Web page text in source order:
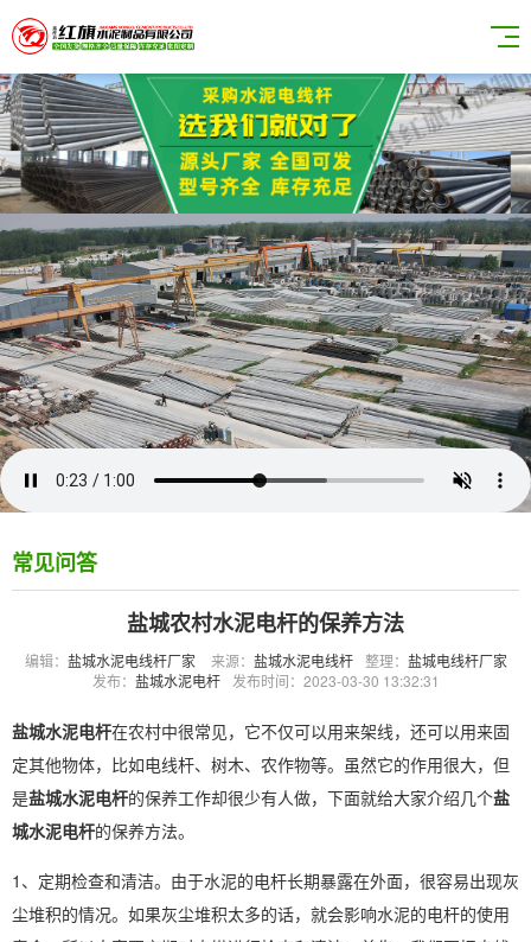
常见问答
盐城农村水泥电杆的保养方法
编辑： 盐城水泥电线杆厂家 来源： 盐城水泥电线杆 整理： 盐城电线杆厂家
发布： 盐城水泥电杆 发布时间：2023-03-30 13:32:31
盐城水泥电杆在农村中很常见，它不仅可以用来架线，还可以用来固
定其他物体，比如电线杆、树木、农作物等。虽然它的作用很大，但
是盐城水泥电杆的保养工作却很少有人做，下面就给大家介绍几个盐
城水泥电杆的保养方法。
1、定期检查和清洁。由于水泥的电杆长期暴露在外面，很容易出现灰
尘堆积的情况。如果灰尘堆积太多的话，就会影响水泥的电杆的使用